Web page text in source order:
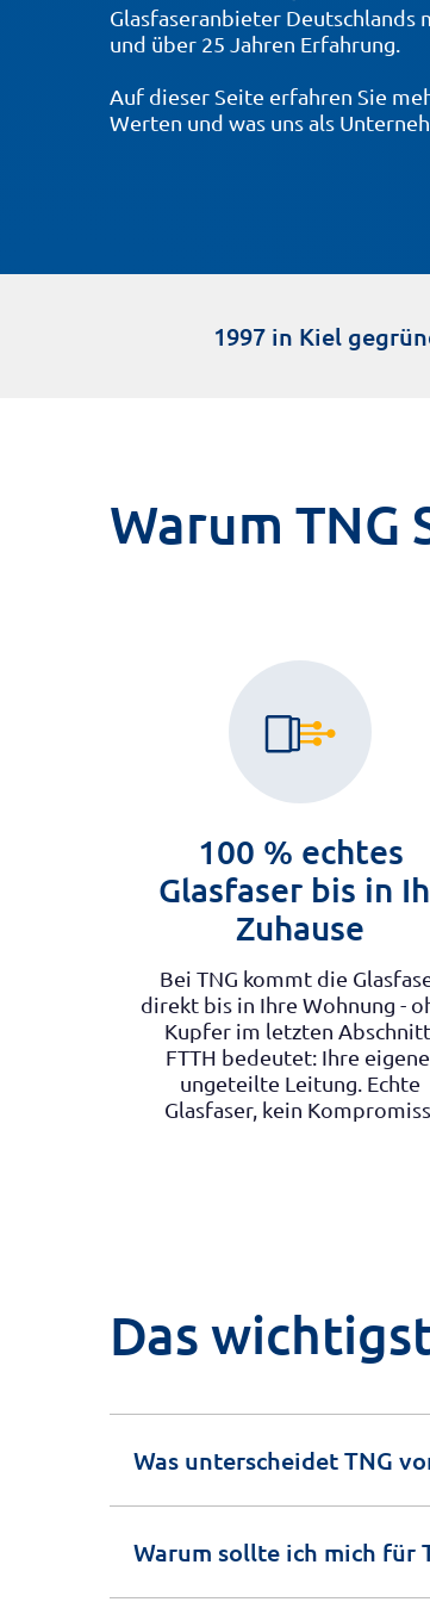
Glasfaseranbieter Deutschlands
und über 25 Jahren Erfahrung.
Auf dieser Seite erfahren Sie
Werten und was uns als
1997 in Kiel
Warum TNG
100 % echtes
Glasfaser bis in
Zuhause
Bei TNG kommt die
direkt bis in Ihre Wohnung -
Kupfer im letzten Abschnitt.
FTTH bedeutet: Ihre eigene,
ungeteilte Leitung. Echte
Glasfaser, kein Kompromiss.
Das
Was unterscheidet TNG
Warum sollte ich mich für